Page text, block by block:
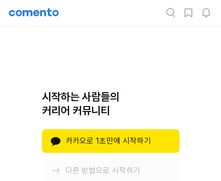
시작하는 사람들의
커리어 커뮤니티
카카오로 1초만에 시작하기
다른 방법으로 시작하기